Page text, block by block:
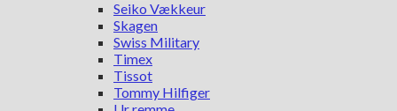
Seiko Vækkeur
Skagen
Swiss Military
Timex
Tissot
Tommy Hilfiger